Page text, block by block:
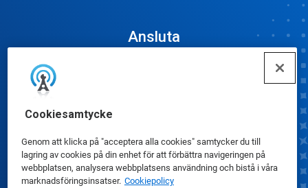
Cookiesamtycke
Genom att klicka på "acceptera alla cookies" samtycker du till
lagring av cookies på din enhet för att förbättra navigeringen på
webbplatsen, analysera webbplatsens användning och bistå i våra
marknadsföringsinsatser. Cookiepolicy
Ansluta
Inställningar för cookies